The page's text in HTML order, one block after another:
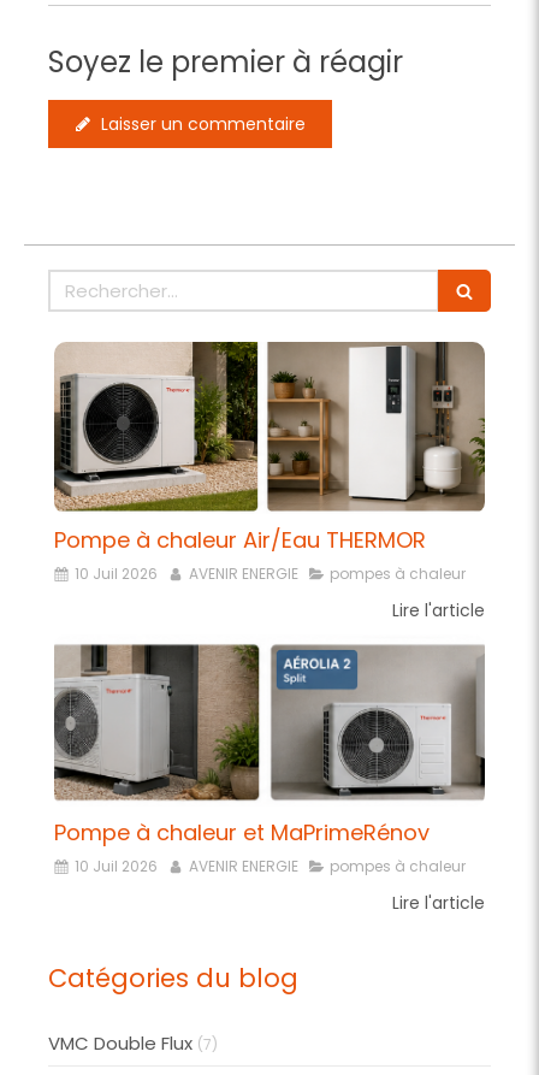
Soyez le premier à réagir
Laisser un commentaire
Rechercher
Pompe à chaleur Air/Eau THERMOR
10 Juil 2026 AVENIR ENERGIE pompes à chaleur
Lire l'article
Pompe à chaleur et MaPrimeRénov
10 Juil 2026 AVENIR ENERGIE pompes à chaleur
Lire l'article
Catégories du blog
VMC Double Flux (7)